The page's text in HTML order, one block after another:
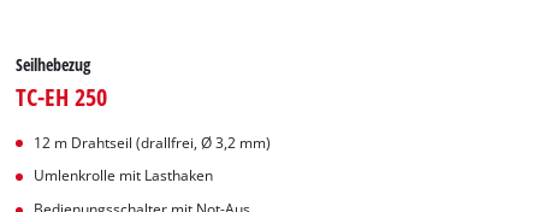
Seilhebezug
TC-EH 250
12 m Drahtseil (drallfrei, Ø 3,2 mm)
Umlenkrolle mit Lasthaken